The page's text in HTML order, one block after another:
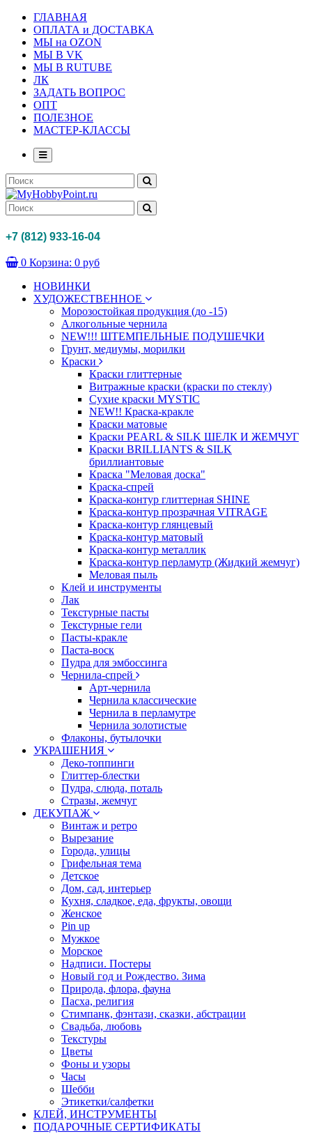
ГЛАВНАЯ
ОПЛАТА и ДОСТАВКА
МЫ на OZON
МЫ В VK
МЫ В RUTUBE
ЛК
ЗАДАТЬ ВОПРОС
ОПТ
ПОЛЕЗНОЕ
МАСТЕР-КЛАССЫ
+7 (812) 933-16-04
0 Корзина: 0 руб
НОВИНКИ
ХУДОЖЕСТВЕННОЕ
Морозостойкая продукция (до -15)
Алкогольные чернила
NEW!!! ШТЕМПЕЛЬНЫЕ ПОДУШЕЧКИ
Грунт, медиумы, морилки
Краски
Краски глиттерные
Витражные краски (краски по стеклу)
Сухие краски MYSTIC
NEW!! Краска-кракле
Краски матовые
Краски PEARL & SILK ШЕЛК И ЖЕМЧУГ
Краски BRILLIANTS & SILK
бриллиантовые
Краска "Меловая доска"
Краска-спрей
Краска-контур глиттерная SHINE
Краска-контур прозрачная VITRAGE
Краска-контур глянцевый
Краска-контур матовый
Краска-контур металлик
Краска-контур перламутр (Жидкий жемчуг)
Меловая пыль
Клей и инструменты
Лак
Текстурные пасты
Текстурные гели
Пасты-кракле
Паста-воск
Пудра для эмбоссинга
Чернила-спрей
Арт-чернила
Чернила классические
Чернила в перламутре
Чернила золотистые
Флаконы, бутылочки
УКРАШЕНИЯ
Деко-топпинги
Глиттер-блестки
Пудра, слюда, поталь
Стразы, жемчуг
ДЕКУПАЖ
Винтаж и ретро
Вырезание
Города, улицы
Грифельная тема
Детское
Дом, сад, интерьер
Кухня, сладкое, еда, фрукты, овощи
Женское
Pin up
Мужкое
Морское
Надписи. Постеры
Новый год и Рождество. Зима
Природа, флора, фауна
Пасха, религия
Стимпанк, фэнтази, сказки, абстрации
Свадьба, любовь
Текстуры
Цветы
Фоны и узоры
Часы
Шебби
Этикетки/салфетки
КЛЕЙ, ИНСТРУМЕНТЫ
ПОДАРОЧНЫЕ СЕРТИФИКАТЫ